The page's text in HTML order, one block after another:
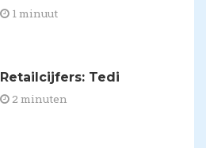
1 minuut
Retailcijfers: Tedi
2 minuten